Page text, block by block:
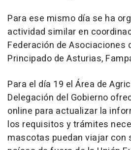
Para ese mismo día se ha
actividad similar en
Federación de Asociaciones
Principado de Asturias,
Para el día 19 el Área de
Delegación del Gobierno
online para actualizar la
los requisitos y trámites
mascotas puedan viajar con